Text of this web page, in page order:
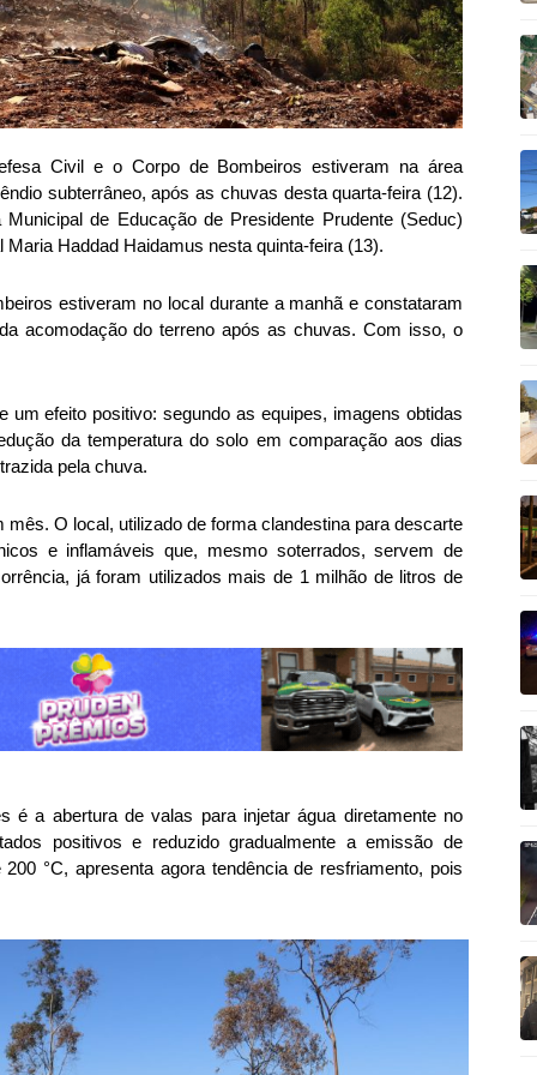
Civil e o Corpo de Bombeiros estiveram na área
subterrâneo, após as chuvas desta quarta-feira (12).
de Educação de Presidente Prudente (Seduc)
Haddad Haidamus nesta quinta-feira (13).
estiveram no local durante a manhã e constataram
acomodação do terreno após as chuvas. Com isso, o
efeito positivo: segundo as equipes, imagens obtidas
da temperatura do solo em comparação aos dias
pela chuva.
O local, utilizado de forma clandestina para descarte
e inflamáveis que, mesmo soterrados, servem de
já foram utilizados mais de 1 milhão de litros de
é a abertura de valas para injetar água diretamente no
positivos e reduzido gradualmente a emissão de
°C, apresenta agora tendência de resfriamento, pois